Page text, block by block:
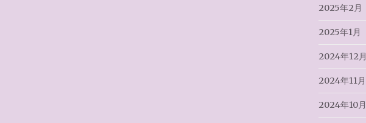
2025年2月
2025年1月
2024年12月
2024年11月
2024年10月